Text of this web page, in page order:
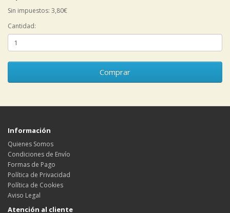
Sin impuestos: 3,80€
Cantidad:
Comprar
Información
Quienes Somos
Condiciones de Envío
Formas de Pago
Política de Privacidad
Política de Cookies
Aviso Legal
Atención al cliente